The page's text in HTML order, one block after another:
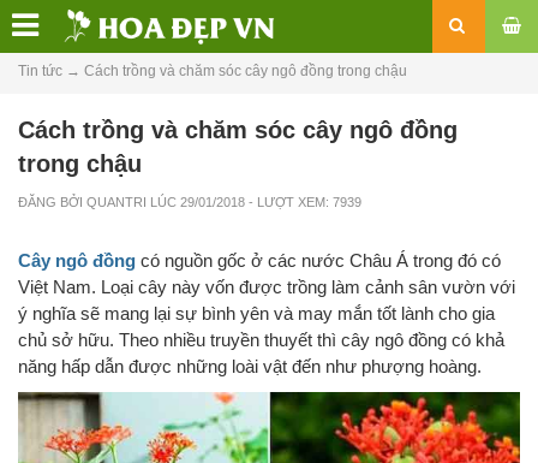
Tin tức → Cách trồng và chăm sóc cây ngô đồng trong chậu
Cách trồng và chăm sóc cây ngô đồng
trong chậu
ĐĂNG BỞI QUANTRI LÚC 29/01/2018 - LƯỢT XEM: 7939
Cây ngô đồng có nguồn gốc ở các nước Châu Á trong đó có
Việt Nam. Loại cây này vốn được trồng làm cảnh sân vườn với
ý nghĩa sẽ mang lại sự bình yên và may mắn tốt lành cho gia
chủ sở hữu. Theo nhiều truyền thuyết thì cây ngô đồng có khả
năng hấp dẫn được những loài vật đến như phượng hoàng.